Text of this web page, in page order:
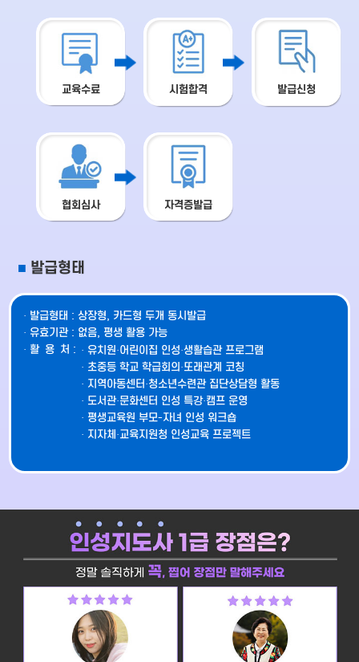
교육수료 시험합격 발급신청
협회심사 자격증발급
■ 발급형태
· 발급형태 : 상장형, 카드형 두개 동시발급
· 유효기관 : 없음, 평생 활용 가능
· 활용 처 : · 유치원·어린이집 인성·생활습관 프로그램
· 초중등 학교 학급회의·또래관계 코칭
· 지역아동센터·청소년수련관 집단상담형 활동
· 도서관·문화센터 인성 특강·캠프 운영
· 평생교육원 부모-자녀 인성 워크숍
· 지자체·교육지원청 인성교육 프로젝트